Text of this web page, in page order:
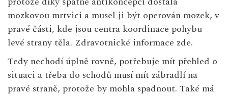
mozkovou mrtvici a musel ji být operován mozek, v
pravé části, kde jsou centra koordinace pohybu
levé strany těla. Zdravotnické informace zde.
Tedy nechodí úplně rovně, potřebuje mít přehled o
situaci a třeba do schodů musí mít zábradlí na
pravé straně, protože by mohla spadnout. Také má